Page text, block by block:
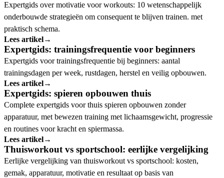
Expertgids over motivatie voor workouts: 10 wetenschappelijk
onderbouwde strategieën om consequent te blijven trainen. met
praktisch schema.
Lees artikel→
Expertgids: trainingsfrequentie voor beginners
Expertgids voor trainingsfrequentie bij beginners: aantal
trainingsdagen per week, rustdagen, herstel en veilig opbouwen.
Lees artikel→
Expertgids: spieren opbouwen thuis
Complete expertgids voor thuis spieren opbouwen zonder
apparatuur, met bewezen training met lichaamsgewicht, progressie
en routines voor kracht en spiermassa.
Lees artikel→
Thuisworkout vs sportschool: eerlijke vergelijking
Eerlijke vergelijking van thuisworkout vs sportschool: kosten,
gemak, apparatuur, motivatie en resultaat op basis van